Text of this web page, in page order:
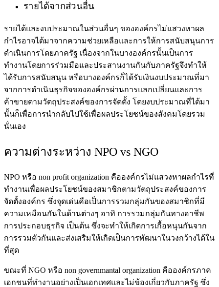
รายได้จากส่วนอื่น
รายได้และงบประมาณในส่วนอื่นๆ ขององค์กรไม่แสวงหาผล
กำไรอาจได้มาจากความช่วยเหลือและการให้การสนับสนุนการ
ดำเนินการโดยภาครัฐ เนื่องจากในบางองค์กรนั้นเป็นการ
ทำงานโดยการร่วมมือและประสานงานกันกับภาครัฐจึงทำให้
ได้รับการสนับสนุน หรือบางองค์กรก็ได้รับเงินงบประมาณที่มา
จากการดำเนินธุรกิจขององค์กรผ่านการแลกเปลี่ยนและการ
ค้าขายตามวัตถุประสงค์ของการจัดตั้ง โดยงบประมาณที่ได้มา
นั้นก็เพื่อการนำกลับไปใช้เพื่อผลประโยชน์ของสังคมโดยรวม
นั่นเอง
ความต่างระหว่าง NPO vs NGO
NPO หรือ non profit organization คือองค์กรไม่แสวงหาผลกำไรที่
ทำงานเพื่อผลประโยชน์ของสมาชิกตามวัตถุประสงค์ของการ
จัดตั้งองค์กร ซึ่งจุดเด่นคือเป็นการรวมกลุ่มกันของสมาชิกที่มี
ความเหมือนกันในด้านต่างๆ อาทิ การรวมกลุ่มกันทางอาชีพ
การประกอบธุรกิจ เป็นต้น ซึ่งจะทำให้เกิดการเกื้อหนุนกันจาก
การรวมตัวกันและส่งเสริมให้เกิดเป็นการพัฒนาในวงกว้างได้ใน
ที่สุด
ขณะที่ NGO หรือ non governmantal organization คือองค์กรภาค
เอกชนที่ทำงานอย่างเป็นเอกเทศและไม่ข้องเกี่ยวกับภาครัฐ ซึ่ง